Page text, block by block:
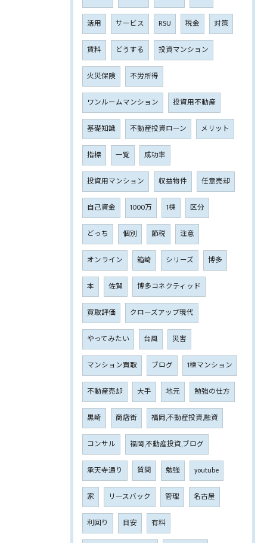
活用 サービス RSU 税金 対策
賃料 どうする 投資マンション
火災保険 不労所得
ワンルームマンション 投資用不動産
基礎知識 不動産投資ローン メリット
指標 一覧 成功率
投資用マンション 収益物件 任意売却
自己資金 1000万 1棟 区分
どっち 個別 節税 注意
オンライン 箱崎 シリーズ 博多
本 佐賀 博多コネクティッド
買取評価 クローズアップ現代
やってみたい 台風 災害
マンション買取 ブログ 1棟マンション
不動産売却 大手 地元 勉強の仕方
黒崎 商店街 福岡,不動産投資,融資
コンサル 福岡,不動産投資,ブログ
承天寺通り 質問 勉強 youtube
家 リースバック 管理 名古屋
利回り 目安 有料